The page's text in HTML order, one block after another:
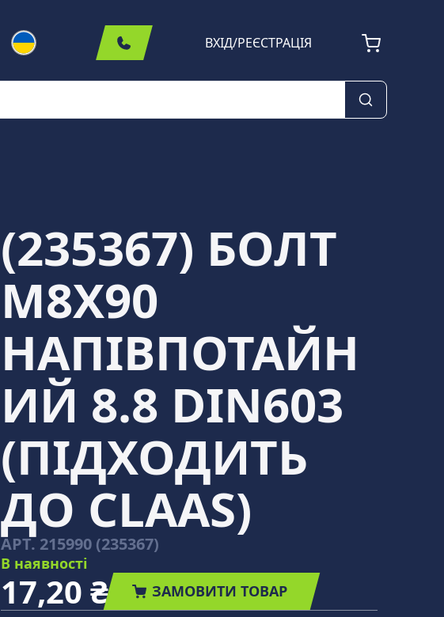
ВХІД/РЕЄСТРАЦІЯ
(235367) БОЛТ
M8Х90
НАПІВПОТАЙН
ИЙ 8.8 DIN603
(ПІДХОДИТЬ
ДО CLAAS)
АРТ. 215990 (235367)
В наявності
17,20 ₴ ЗАМОВИТИ ТОВАР